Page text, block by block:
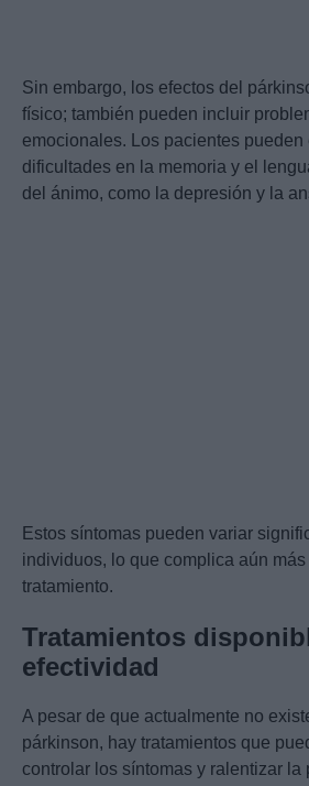
Sin embargo, los efectos del
físico; también pueden incluir
emocionales. Los pacientes pueden
dificultades en la memoria y el
del ánimo, como la depresión y la
Estos síntomas pueden variar
individuos, lo que complica aún
tratamiento.
Tratamientos
efectividad
A pesar de que actualmente no
párkinson, hay tratamientos que
controlar los síntomas y ralentizar la